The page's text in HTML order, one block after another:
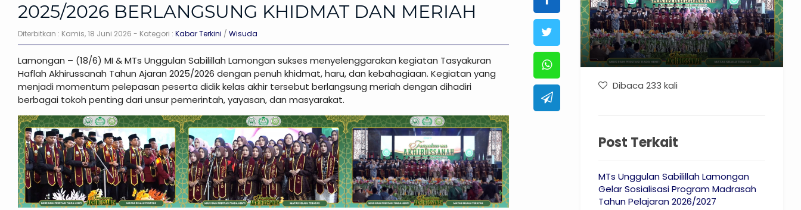
2025/2026 BERLANGSUNG KHIDMAT DAN MERIAH
Diterbitkan : Kamis, 18 Juni 2026 - Kategori : Kabar Terkini / Wisuda
Lamongan – (18/6) MI & MTs Unggulan Sabilillah Lamongan sukses menyelenggarakan kegiatan Tasyakuran
Haflah Akhirussanah Tahun Ajaran 2025/2026 dengan penuh khidmat, haru, dan kebahagiaan. Kegiatan yang
menjadi momentum pelepasan peserta didik kelas akhir tersebut berlangsung meriah dengan dihadiri
berbagai tokoh penting dari unsur pemerintah, yayasan, dan masyarakat.
Dibaca 233 kali
Post Terkait
MTs Unggulan Sabilillah Lamongan
Gelar Sosialisasi Program Madrasah
Tahun Pelajaran 2026/2027